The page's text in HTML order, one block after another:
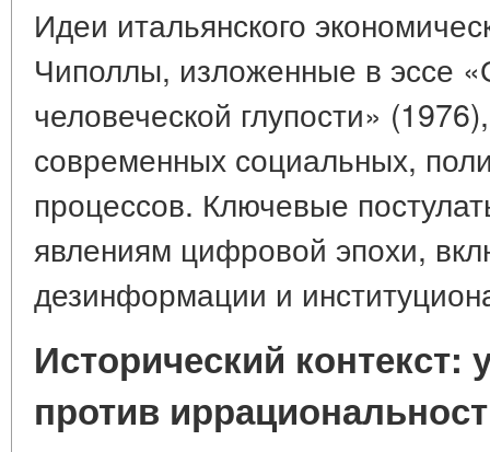
Идеи итальянского
Чиполлы, изложенные в эссе
человеческой глупости»
современных социальных,
процессов. Ключевые
явлениям цифровой эпохи,
дезинформации и
Исторический
против